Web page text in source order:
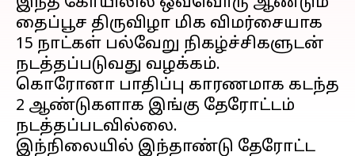
தைப்பூச திருவிழா மிக விமர்சையாக
15 நாட்கள் பல்வேறு நிகழ்ச்சிகளுடன்
நடத்தப்படுவது வழக்கம்.
கொரோனா பாதிப்பு காரணமாக கடந்த
2 ஆண்டுகளாக இங்கு தேரோட்டம்
நடத்தப்படவில்லை.
இந்நிலையில் இந்தாண்டு தேரோட்ட